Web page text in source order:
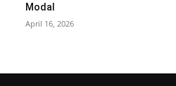
Modal
April 16, 2026